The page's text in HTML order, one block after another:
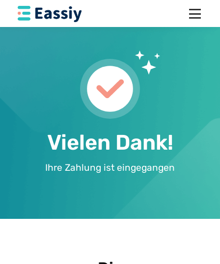
Vielen Dank!
Ihre Zahlung ist eingegangen